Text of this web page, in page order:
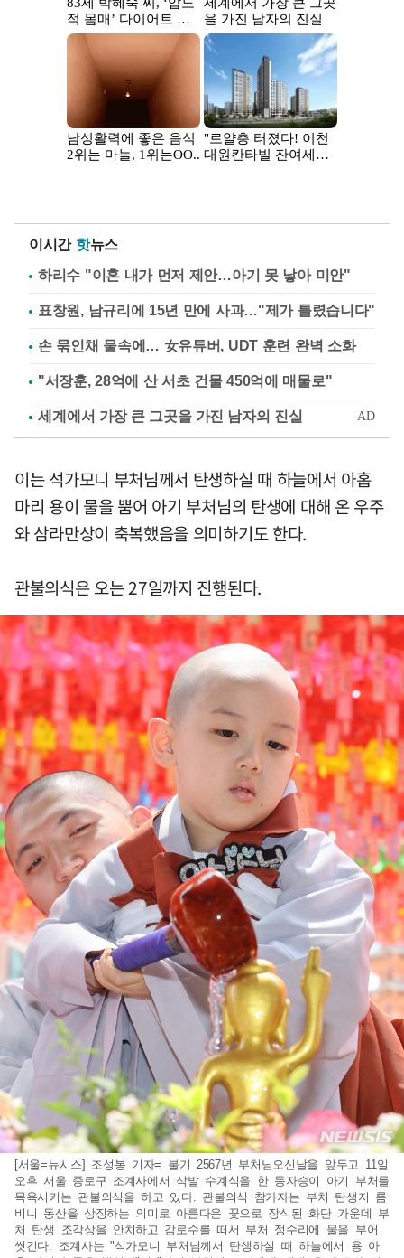
이시간 핫뉴스
하리수 "이혼 내가 먼저 제안…아기 못 낳아 미안"
표창원, 남규리에 15년 만에 사과…"제가 틀렸습니다"
손 묶인채 물속에… 女유튜버, UDT 훈련 완벽 소화
"서장훈, 28억에 산 서초 건물 450억에 매물로"
이는 석가모니 부처님께서 탄생하실 때 하늘에서 아홉
마리 용이 물을 뿜어 아기 부처님의 탄생에 대해 온 우주
와 삼라만상이 축복했음을 의미하기도 한다.
관불의식은 오는 27일까지 진행된다.
[서울=뉴시스] 조성봉 기자= 불기 2567년 부처님오신날을 앞두고 11일
오후 서울 종로구 조계사에서 삭발 수계식을 한 동자승이 아기 부처를
목욕시키는 관불의식을 하고 있다. 관불의식 참가자는 부처 탄생지 룸
비니 동산을 상징하는 의미로 아름다운 꽃으로 장식된 화단 가운데 부
처 탄생 조각상을 안치하고 감로수를 떠서 부처 정수리에 물을 부어
씻긴다. 조계사는 "석가모니 부처님께서 탄생하실 때 하늘에서 용 아